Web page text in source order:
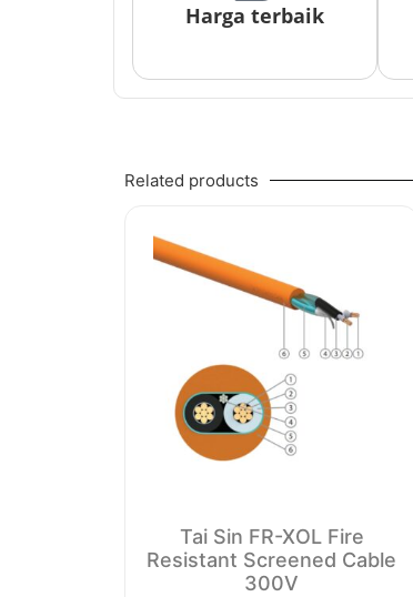
Harga terbaik
Related products
Tai Sin FR-XOL Fire
Resistant Screened Cable
300V